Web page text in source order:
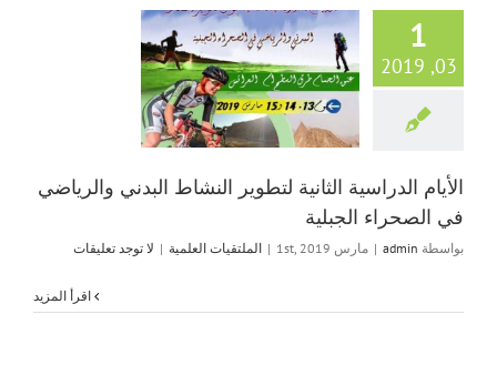
1
03, 2019
الأيام الدراسية الثانية لتطوير النشاط البدني والرياضي
في الصحراء الجبلية
بواسطة admin
| مارس 1st, 2019 | الملتقيات العلمية | لا توجد تعليقات